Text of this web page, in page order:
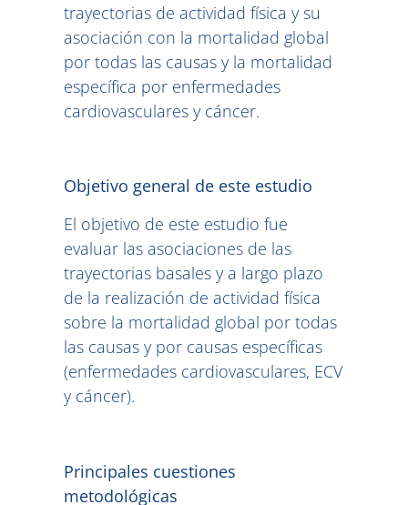
trayectorias de actividad física y su
asociación con la mortalidad global
por todas las causas y la mortalidad
específica por enfermedades
cardiovasculares y cáncer.
Objetivo general de este estudio
El objetivo de este estudio fue
evaluar las asociaciones de las
trayectorias basales y a largo plazo
de la realización de actividad física
sobre la mortalidad global por todas
las causas y por causas específicas
(enfermedades cardiovasculares, ECV
y cáncer).
Principales cuestiones
metodológicas